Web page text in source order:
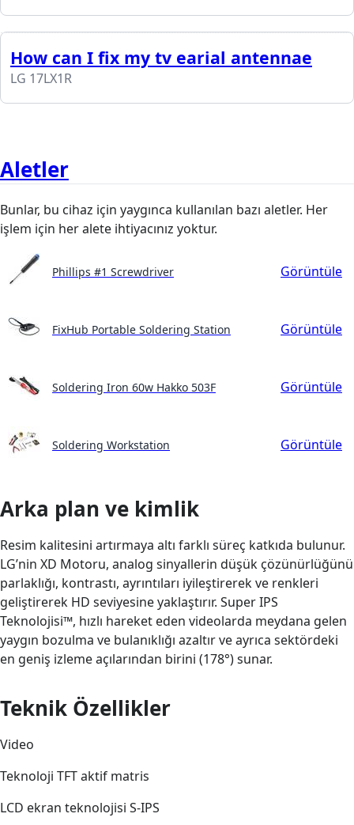
How can I fix my tv earial antennae
LG 17LX1R
Aletler
Bunlar, bu cihaz için yaygınca kullanılan bazı aletler. Her
işlem için her alete ihtiyacınız yoktur.
Phillips #1 Screwdriver Görüntüle
FixHub Portable Soldering Station Görüntüle
Soldering Iron 60w Hakko 503F Görüntüle
Soldering Workstation Görüntüle
Arka plan ve kimlik
Resim kalitesini artırmaya altı farklı süreç katkıda bulunur.
LG’nin XD Motoru, analog sinyallerin düşük çözünürlüğünü
parlaklığı, kontrastı, ayrıntıları iyileştirerek ve renkleri
geliştirerek HD seviyesine yaklaştırır. Super IPS
Teknolojisi™, hızlı hareket eden videolarda meydana gelen
yaygın bozulma ve bulanıklığı azaltır ve ayrıca sektördeki
en geniş izleme açılarından birini (178°) sunar.
Teknik Özellikler
Video
Teknoloji TFT aktif matris
LCD ekran teknolojisi S-IPS